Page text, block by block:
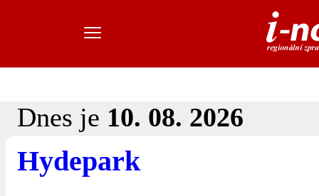
Dnes je 10. 08. 2026
Hydepark